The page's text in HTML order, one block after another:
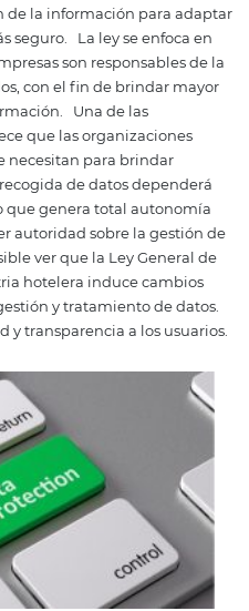
en la operación de un
un agente de
los atacantes ven
para obtener
estrategias engañosas.
con la
ligado a la seguridad
de Datos
, también
que quieran estar
es importante
de la información
más seguro. La ley se
empresas son